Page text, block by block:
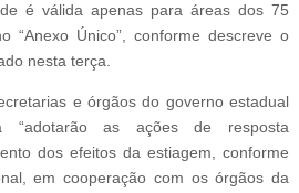
é válida apenas para áreas dos 75
“Anexo Único”, conforme descreve o
nesta terça.
e órgãos do governo estadual
“adotarão as ações de resposta
dos efeitos da estiagem, conforme
em cooperação com os órgãos da